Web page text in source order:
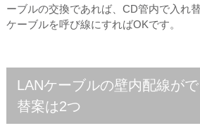
ーブルの交換であれば、CD管内で入れ
ケーブルを呼び線にすればOKです。
LANケーブルの壁内配線が
替案は2つ